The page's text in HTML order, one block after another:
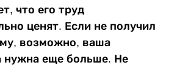
что его труд
ценят. Если не получил
возможно, ваша
нужна еще больше. Не